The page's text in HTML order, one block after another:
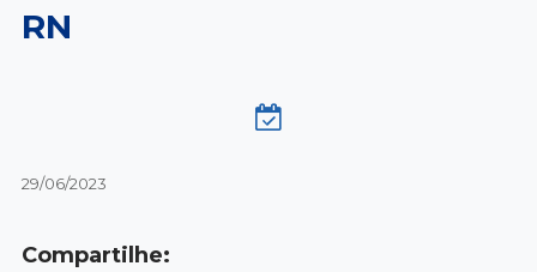
RN
29/06/2023
Compartilhe: